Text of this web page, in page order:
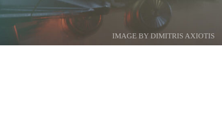
IMAGE BY DIMITRIS AXIOTIS